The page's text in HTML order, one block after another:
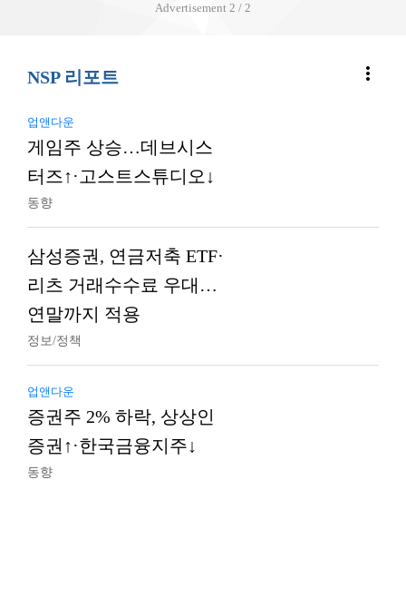
Advertisement 2 / 2
NSP 리포트 more_vert
업앤다운
게임주 상승…데브시스
터즈↑·고스트스튜디오↓
동향
삼성증권, 연금저축 ETF·
리츠 거래수수료 우대…
연말까지 적용
정보/정책
업앤다운
증권주 2% 하락, 상상인
증권↑·한국금융지주↓
동향